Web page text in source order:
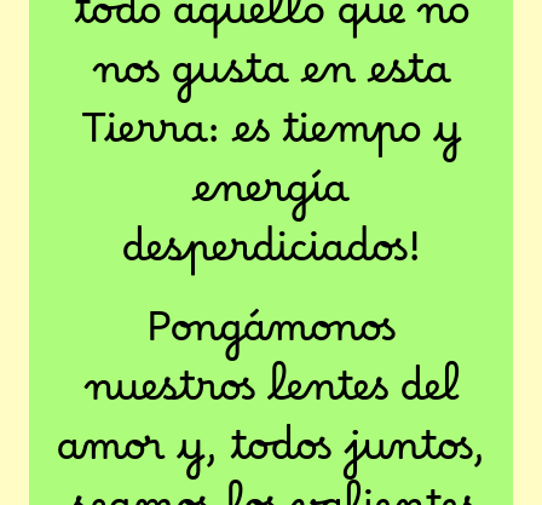
todo aquello que no
nos gusta en esta
Tierra: es tiempo y
energía
desperdiciados!
Pongámonos
nuestros lentes del
amor y, todos juntos,